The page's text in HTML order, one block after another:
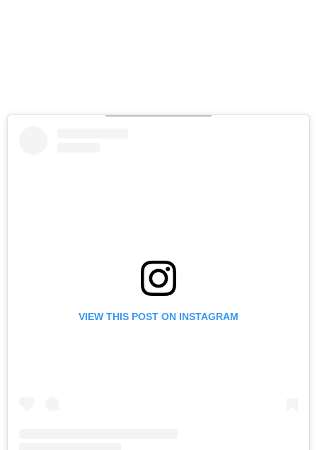
VIEW THIS POST ON INSTAGRAM